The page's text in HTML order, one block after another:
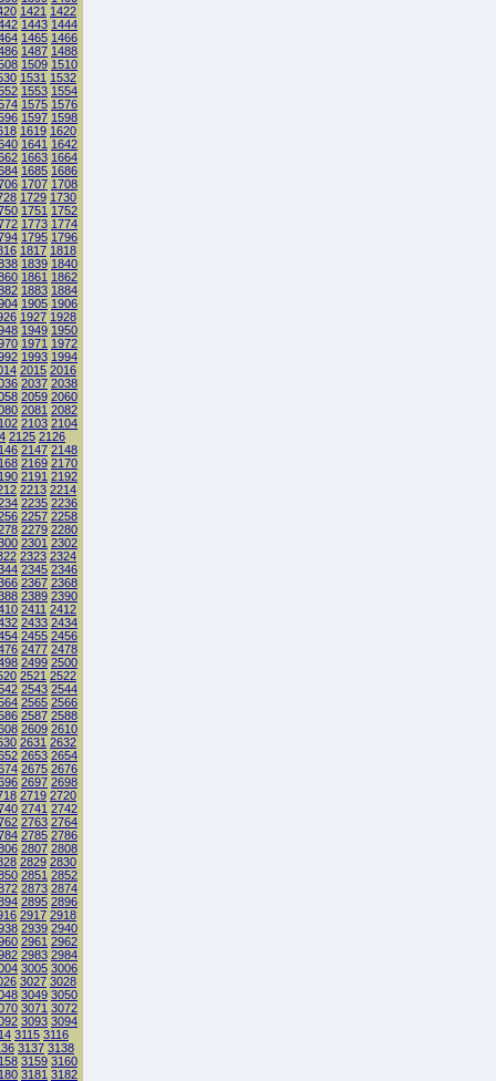
1421 1422
1443 1444
1465 1466
1487 1488
1509 1510
1531 1532
1553 1554
1575 1576
1597 1598
1619 1620
1641 1642
1663 1664
1685 1686
1707 1708
1729 1730
1751 1752
1773 1774
1795 1796
1817 1818
1839 1840
1861 1862
1883 1884
1905 1906
1927 1928
1949 1950
1971 1972
1993 1994
2015 2016
2037 2038
2059 2060
2081 2082
2103 2104
2125 2126
2147 2148
2169 2170
2191 2192
2213 2214
2235 2236
2257 2258
2279 2280
2301 2302
2323 2324
2345 2346
2367 2368
2389 2390
2411 2412
2433 2434
2455 2456
2477 2478
2499 2500
2521 2522
2543 2544
2565 2566
2587 2588
2609 2610
2631 2632
2653 2654
2675 2676
2697 2698
2719 2720
2741 2742
2763 2764
2785 2786
2807 2808
2829 2830
2851 2852
2873 2874
2895 2896
2917 2918
2939 2940
2961 2962
2983 2984
3005 3006
3027 3028
3049 3050
3071 3072
3093 3094
3115 3116
3137 3138
3159 3160
3181 3182